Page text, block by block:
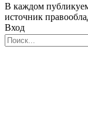
В каждом
источник
Вход